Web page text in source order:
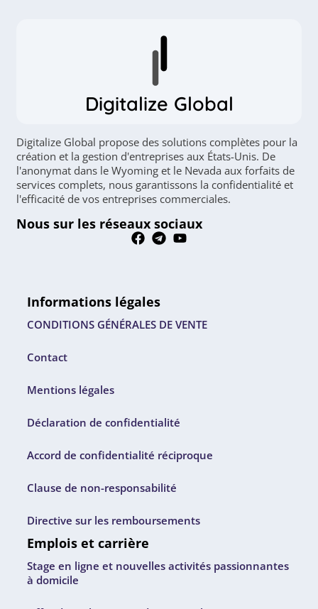
Digitalize Global
Digitalize Global propose des solutions complètes pour la
création et la gestion d'entreprises aux États-Unis. De
l'anonymat dans le Wyoming et le Nevada aux forfaits de
services complets, nous garantissons la confidentialité et
l'efficacité de vos entreprises commerciales.
Nous sur les réseaux sociaux
Informations légales
CONDITIONS GÉNÉRALES DE VENTE
Contact
Mentions légales
Déclaration de confidentialité
Accord de confidentialité réciproque
Clause de non-responsabilité
Directive sur les remboursements
Emplois et carrière
Stage en ligne et nouvelles activités passionnantes
à domicile